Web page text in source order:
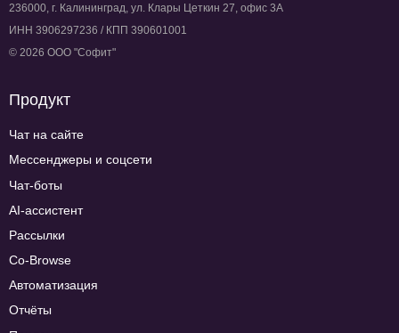
236000, г. Калининград, ул. Клары Цеткин 27, офис 3А
ИНН 3906297236 / КПП 390601001
© 2026 ООО "Софит"
Продукт
Чат на сайте
Мессенджеры и соцсети
Чат-боты
AI-ассистент
Рассылки
Co-Browse
Автоматизация
Отчёты